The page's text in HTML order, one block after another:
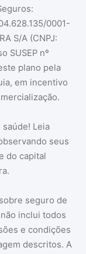
0001-
S/A (CNPJ:
SUSEP nº
plano pela
em incentivo
Leia
seus
do capital
seguro de
inclui todos
e condições
descritos. A